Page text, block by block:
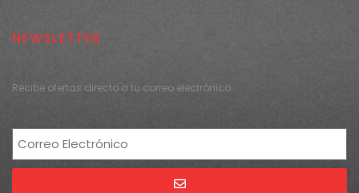
NEWSLETTER
Recibe ofertas directo a tu correo electrónico